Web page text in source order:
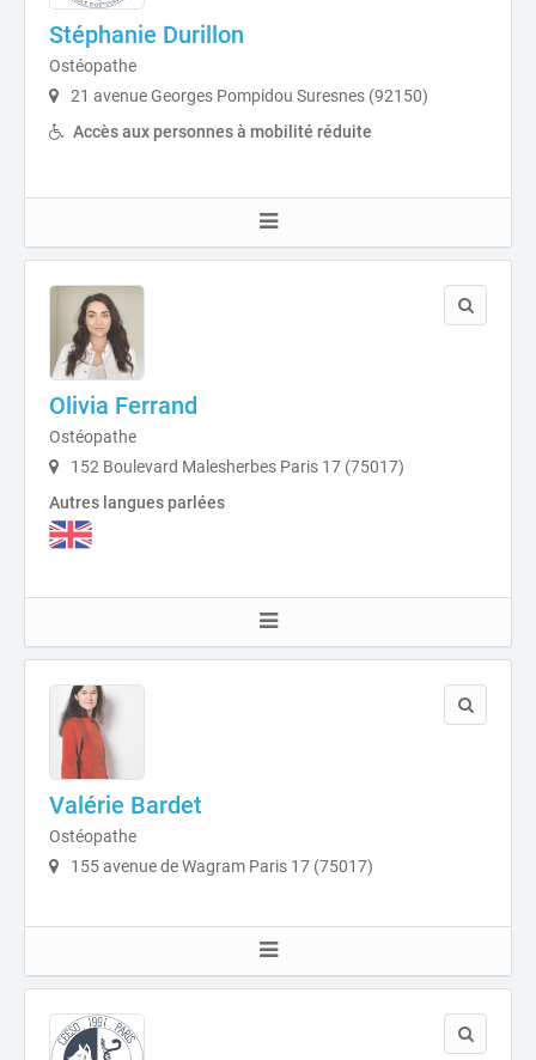
Stéphanie Durillon
Ostéopathe
21 avenue Georges Pompidou Suresnes (92150)
Accès aux personnes à mobilité réduite
Olivia Ferrand
Ostéopathe
152 Boulevard Malesherbes Paris 17 (75017)
Autres langues parlées
Valérie Bardet
Ostéopathe
155 avenue de Wagram Paris 17 (75017)